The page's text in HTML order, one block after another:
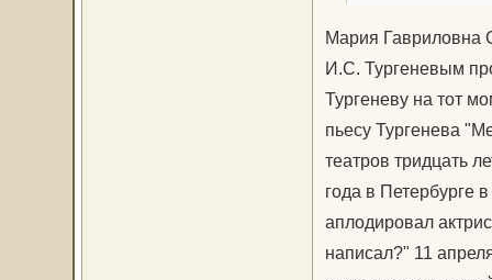
Мария Гавриловна
И.С. Тургеневым
Тургеневу на тот
пьесу Тургенева
театров тридцать
года в Петербурге
аплодировал
написал?" 11